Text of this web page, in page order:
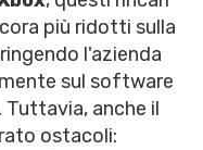
più ridotti sulla
l'azienda
sul software
Tuttavia, anche il
ostacoli: